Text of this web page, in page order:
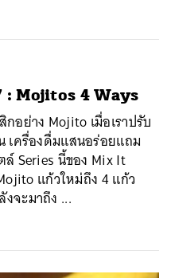
Mojitos 4 Ways
อย่าง Mojito เมื่อเราปรับ
เครื่องดื่มแสนอร่อยแถม
Series นี้ของ Mix It
แก้วใหม่ถึง 4 แก้ว
จะมาถึง ...